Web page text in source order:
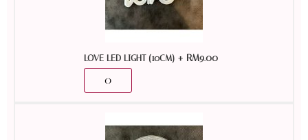
LOVE LED LIGHT (10CM) + RM9.00